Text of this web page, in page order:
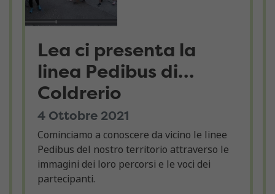
Lea ci presenta la
linea Pedibus di…
Coldrerio
4 Ottobre 2021
Cominciamo a conoscere da vicino le linee
Pedibus del nostro territorio attraverso le
immagini dei loro percorsi e le voci dei
partecipanti.